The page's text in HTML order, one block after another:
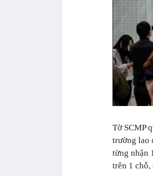
Tờ SCMP
trường lao
từng nhận
trên 1 chỗ,